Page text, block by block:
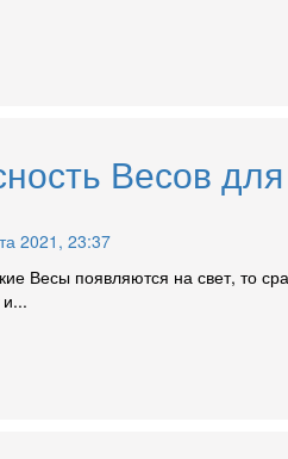
Весов
2021, 23:37
Весы появляются на свет, то